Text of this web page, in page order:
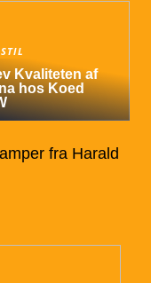
Kvaliteten af
hos Koed
fra Harald